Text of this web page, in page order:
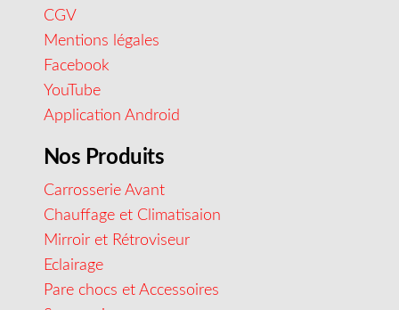
CGV
Mentions légales
Facebook
YouTube
Application Android
Nos Produits
Carrosserie Avant
Chauffage et Climatisaion
Mirroir et Rétroviseur
Eclairage
Pare chocs et Accessoires